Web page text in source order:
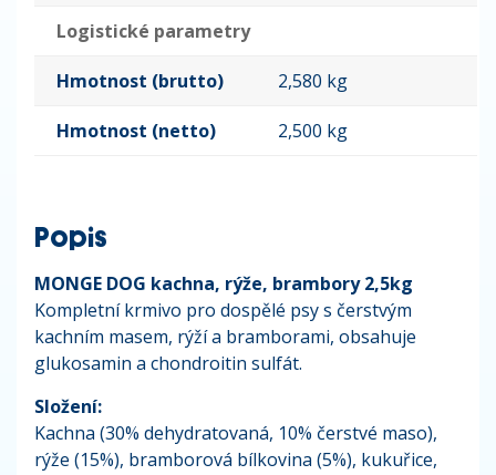
Logistické parametry
Hmotnost (brutto) 2,580 kg
Hmotnost (netto) 2,500 kg
Popis
MONGE DOG kachna, rýže, brambory 2,5kg
Kompletní krmivo pro dospělé psy s čerstvým
kachním masem, rýží a bramborami, obsahuje
glukosamin a chondroitin sulfát.
Složení:
Kachna (30% dehydratovaná, 10% čerstvé maso),
rýže (15%), bramborová bílkovina (5%), kukuřice,